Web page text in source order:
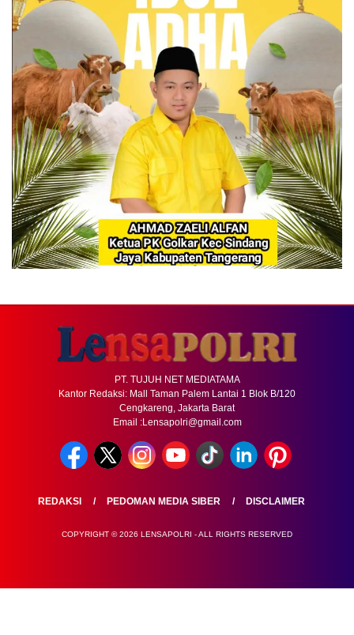
PT. TUJUH NET MEDIATAMA
Kantor Redaksi: Mall Taman Palem Lantai 1 Blok B/120
Cengkareng, Jakarta Barat
Email :Lensapolri@gmail.com
REDAKSI PEDOMAN MEDIA SIBER DISCLAIMER
COPYRIGHT © 2026 LENSAPOLRI - ALL RIGHTS RESERVED